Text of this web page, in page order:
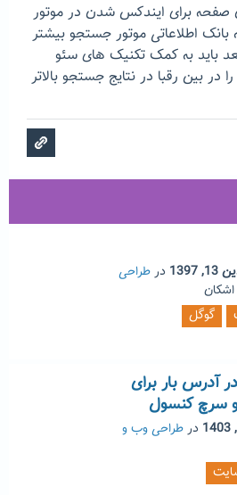
صفحه برای ایندکس شدن در موتور
اطلاعاتی موتور جستجو بیشتر
باید به کمک تکنیک های سئو
در بین رقبا در نتایج جستجو بالاتر
1397 درطراحی
اشکان
گوگل
آدرس بار برای
درطراحی وب و